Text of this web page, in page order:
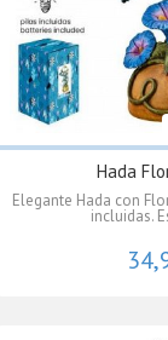
Hada
Elegante Hada con
incluidas.